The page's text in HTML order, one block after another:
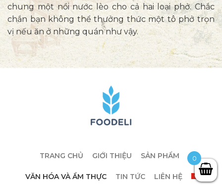
chung một nồi nước lèo cho cả hai loại phở. Chắc
chắn bạn không thể thưởng thức một tô phở trọn
vị nếu ăn ở những quán như vậy.
TRANG CHỦ GIỚI THIỆU SẢN PHẨM
VĂN HÓA VÀ ẨM THỰC TIN TỨC LIÊN HỆ
0